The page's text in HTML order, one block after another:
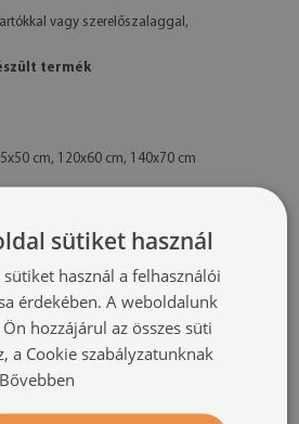
vagy szerelőszalaggal,
termék
cm, 120x60 cm, 140x70 cm
távtartó rögzítők vagy szerelőszalag
sütiket használ
sütiket használ a felhasználói
érdekében. A weboldalunk
hozzájárul az összes süti
a Cookie szabályzatunknak
Bővebben